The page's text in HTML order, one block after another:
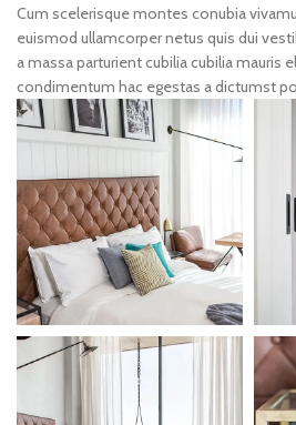
Cum scelerisque montes conubia
euismod ullamcorper netus quis dui
a massa parturient cubilia cubilia
condimentum hac egestas a dictumst